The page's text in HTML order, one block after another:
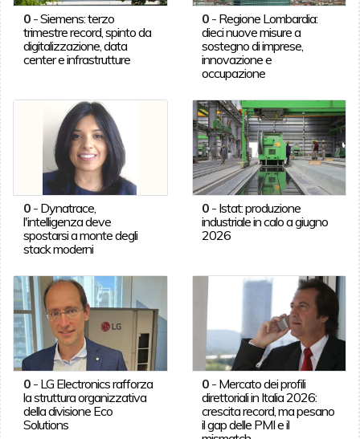
0-Siemens: terzo
trimestre record, spinto da
digitalizzazione, data
center e infrastrutture
0 - Regione Lombardia:
dieci nuove misure a
sostegno di imprese,
innovazione e
occupazione
0- Dynatrace,
l'intelligenza deve
spostarsi a monte degli
stack moderni
0 - Istat: produzione
industriale in calo a giugno
2026
0- LG Electronics rafforza
la struttura organizzativa
della divisione Eco
Solutions
0 - Mercato dei profili
direttoriali in Italia 2026:
crescita record, ma pesano
il gap delle PMI e il